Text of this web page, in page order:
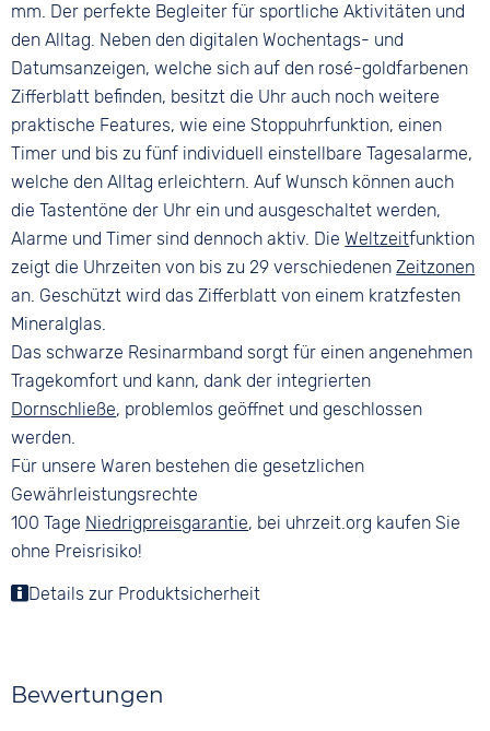
Wasserdicht
20 bar
mm. Der perfekte Begleiter für sportliche Aktivitäten und
den Alltag. Neben den digitalen Wochentags- und
Datumsanzeigen, welche sich auf den rosé-goldfarbenen
Zifferblatt befinden, besitzt die Uhr auch noch weitere
praktische Features, wie eine Stoppuhrfunktion, einen
Timer und bis zu fünf individuell einstellbare Tagesalarme,
welche den Alltag erleichtern. Auf Wunsch können auch
die Tastentöne der Uhr ein und ausgeschaltet werden,
Alarme und Timer sind dennoch aktiv. DieWeltzeitfunktion
zeigt die Uhrzeiten von bis zu 29 verschiedenenZeitzonen
an. Geschützt wird das Zifferblatt von einem kratzfesten
Mineralglas.
Das schwarze Resinarmband sorgt für einen angenehmen
Tragekomfort und kann, dank der integrierten
Dornschließe, problemlos geöffnet und geschlossen
werden.
Für unsere Waren bestehen die gesetzlichen
Gewährleistungsrechte
100 Tage Niedrigpreisgarantie, bei uhrzeit.org kaufen Sie
ohne Preisrisiko!
Details zur Produktsicherheit
Bewertungen